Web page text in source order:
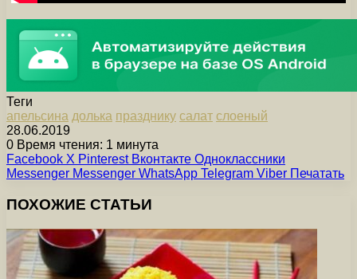
Теги
апельсина долька празднику салат слоеный
28.06.2019
0 Время чтения: 1 минута
Facebook X Pinterest Вконтакте Одноклассники
Messenger Messenger WhatsApp Telegram Viber Печатать
ПОХОЖИЕ СТАТЬИ